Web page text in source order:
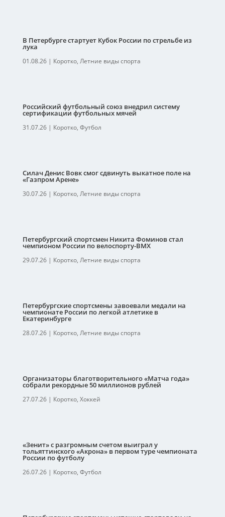
В Петербурге стартует Кубок России по стрельбе из
лука
01.08.26| Коротко, Летние виды спорта
Российский футбольный союз внедрил систему
сертификации футбольных мячей
31.07.26| Коротко, Футбол
Силач Денис Вовк смог сдвинуть выкатное поле на
«Газпром Арене»
30.07.26| Коротко, Летние виды спорта
Петербургский спортсмен Никита Фоминов стал
чемпионом России по велоспорту-ВМХ
29.07.26| Коротко, Летние виды спорта
Петербургские спортсмены завоевали медали на
чемпионате России по легкой атлетике в
Екатеринбурге
28.07.26| Коротко, Летние виды спорта
Организаторы благотворительного «Матча года»
собрали рекордные 50 миллионов рублей
27.07.26| Коротко, Хоккей
«Зенит» с разгромным счетом выиграл у
тольяттинского «Акрона» в первом туре чемпионата
России по футболу
26.07.26| Коротко, Футбол